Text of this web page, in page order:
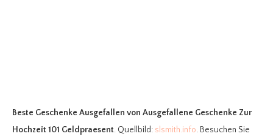
Beste Geschenke Ausgefallen von Ausgefallene Geschenke Zur
Hochzeit 101 Geldpraesent. Quellbild: slsmith.info. Besuchen Sie